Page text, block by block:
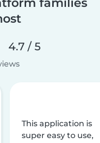
4.7 / 5
This application is
super easy to use,